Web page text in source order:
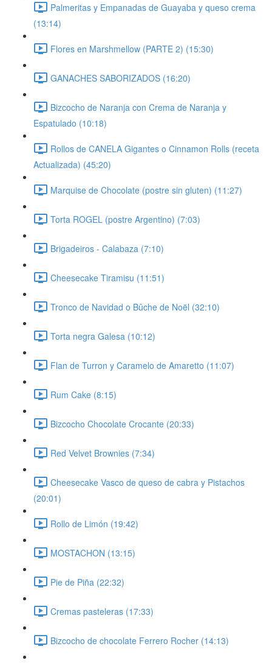
Palmeritas y Empanadas de Guayaba y queso crema
(13:14)
Flores en Marshmellow (PARTE 2) (15:30)
GANACHES SABORIZADOS (16:20)
Bizcocho de Naranja con Crema de Naranja y
Espatulado (10:18)
Rollos de CANELA Gigantes o Cinnamon Rolls (receta
Actualizada) (45:20)
Marquise de Chocolate (postre sin gluten) (11:27)
Torta ROGEL (postre Argentino) (7:03)
Brigadeiros - Calabaza (7:10)
Cheesecake Tiramisu (11:51)
Tronco de Navidad o Bûche de Noël (32:10)
Torta negra Galesa (10:12)
Flan de Turron y Caramelo de Amaretto (11:07)
Rum Cake (8:15)
Bizcocho Chocolate Crocante (20:33)
Red Velvet Brownies (7:34)
Cheesecake Vasco de queso de cabra y Pistachos
(20:01)
Rollo de Limón (19:42)
MOSTACHON (13:15)
Pie de Piña (22:32)
Cremas pasteleras (17:33)
Bizcocho de chocolate Ferrero Rocher (14:13)